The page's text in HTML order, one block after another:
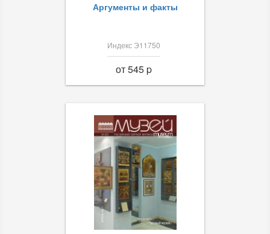
Аргументы и факты
Индекс Э11750
от 545 p